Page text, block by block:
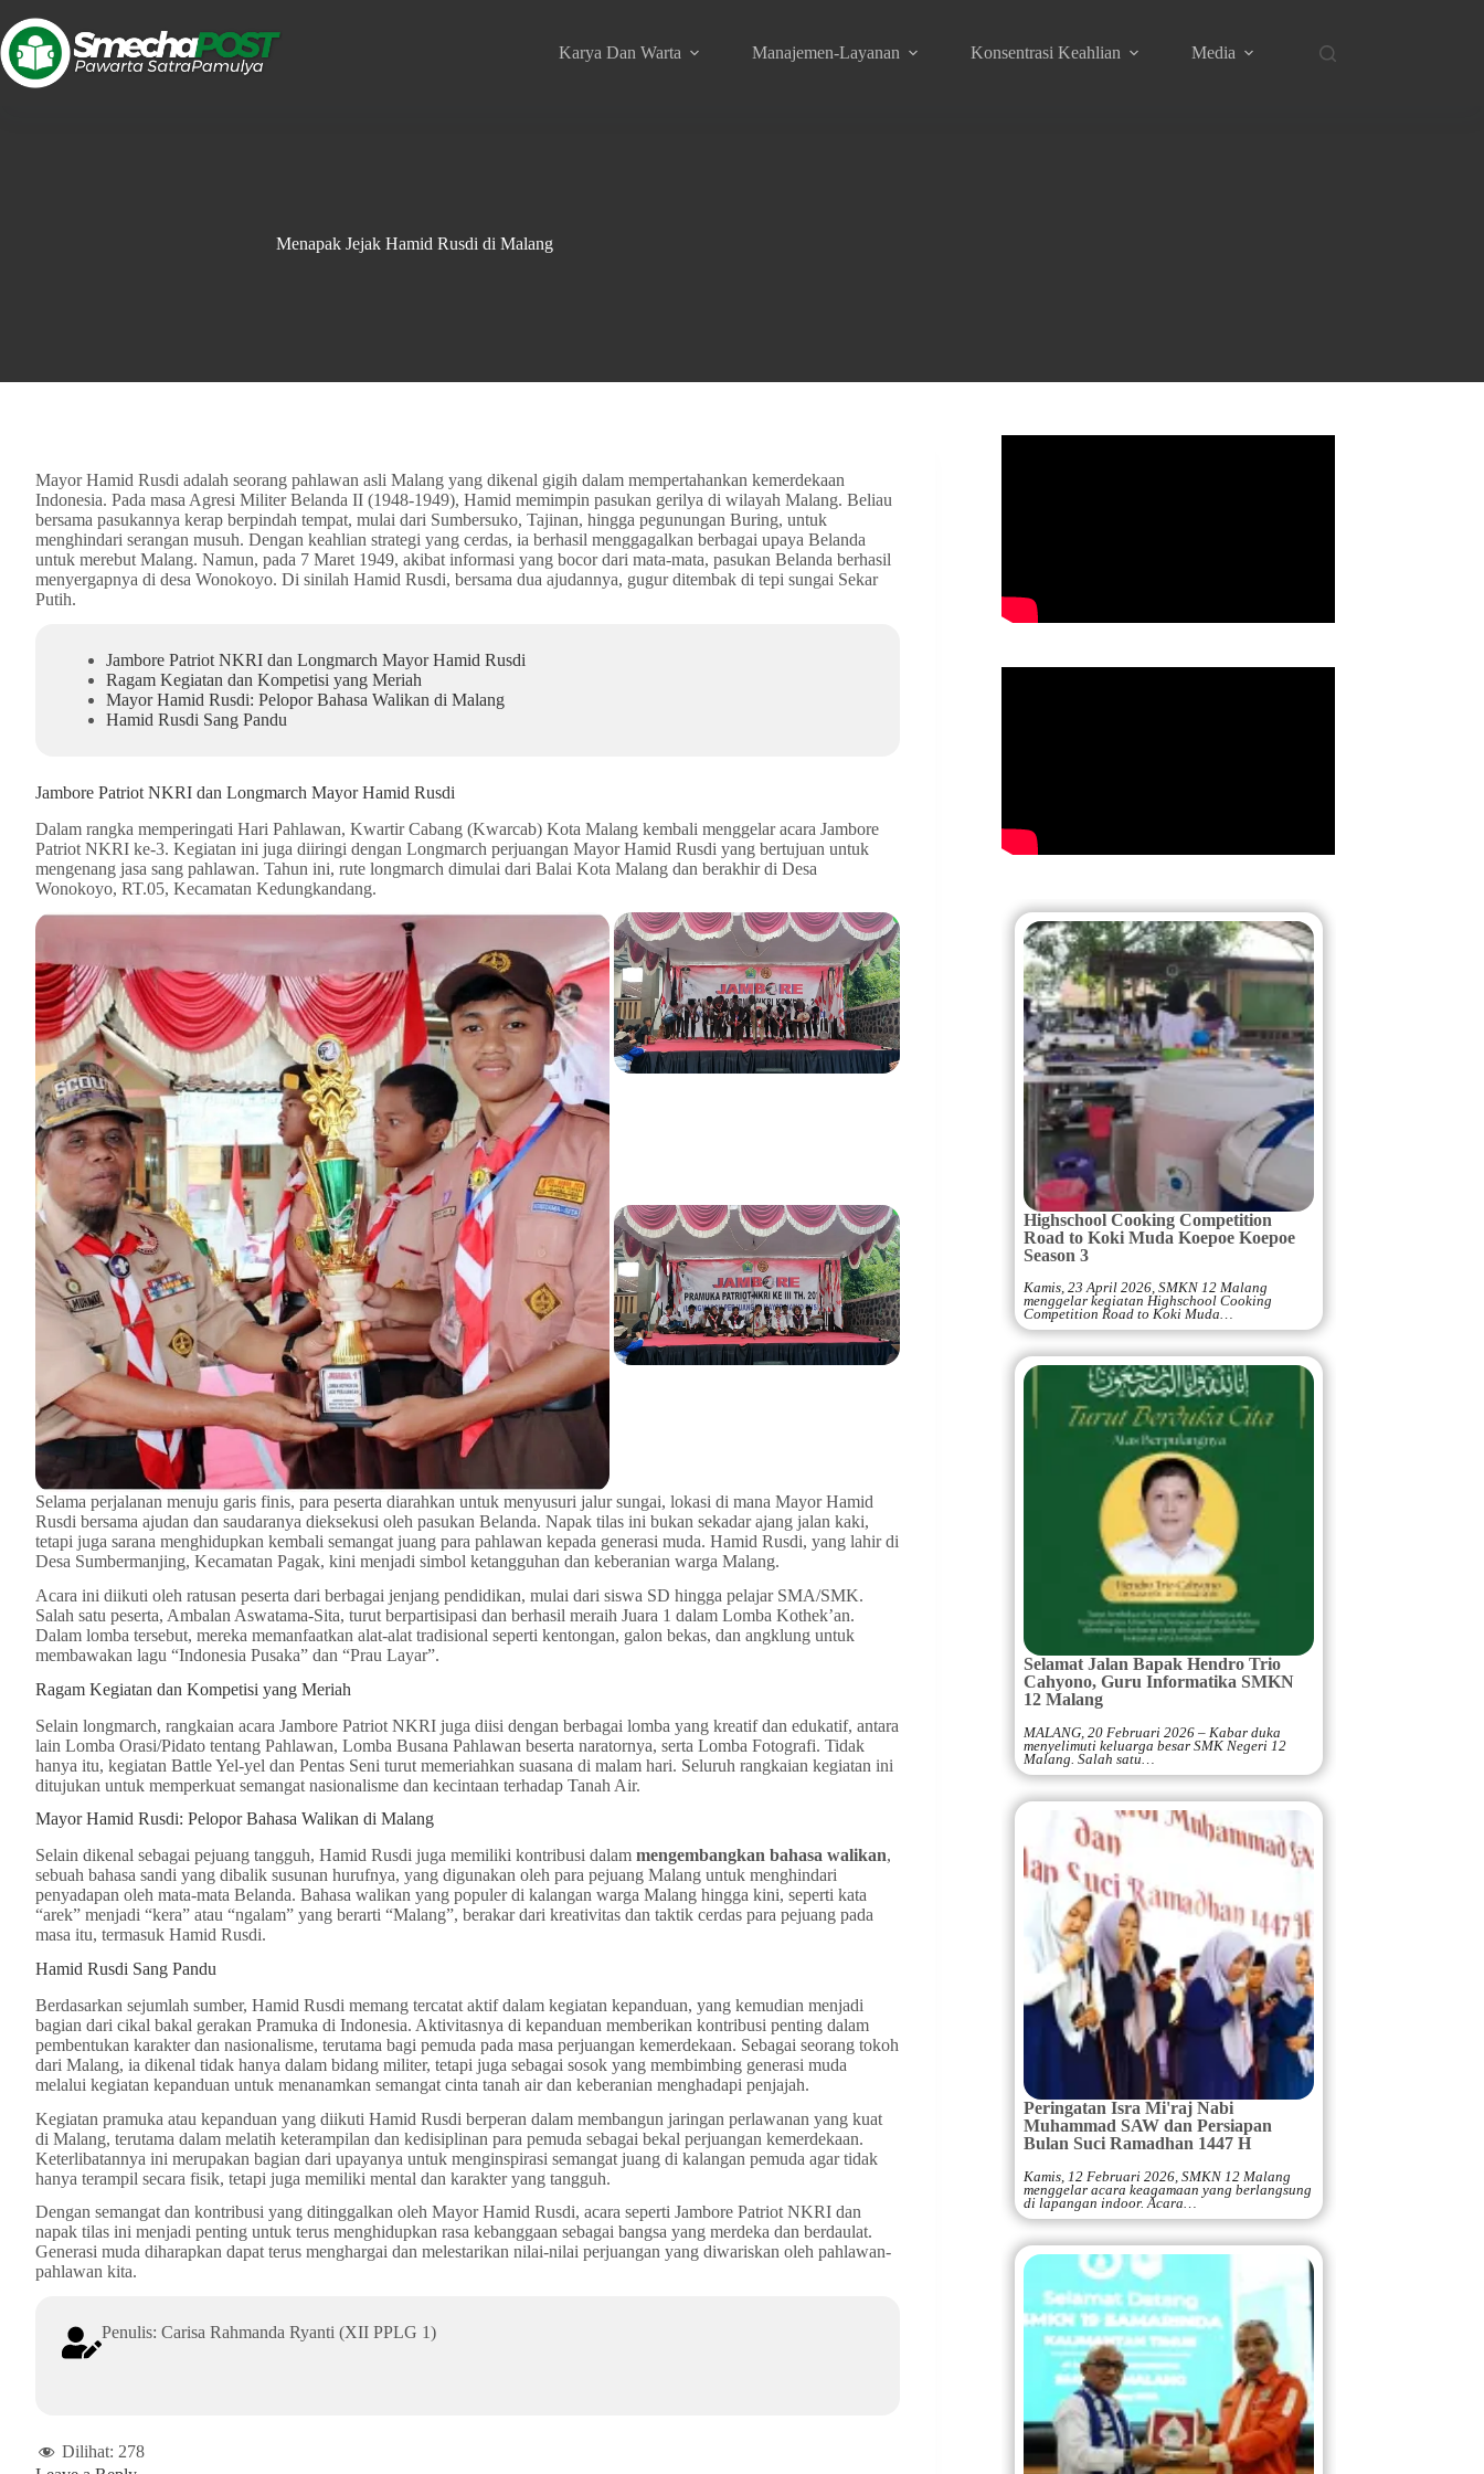
Karya Dan Warta Manajemen-Layanan Konsentrasi Keahlian Media
Menapak Jejak Hamid Rusdi di Malang
Mayor Hamid Rusdi adalah seorang pahlawan asli Malang yang dikenal gigih dalam mempertahankan kemerdekaan
Indonesia. Pada masa Agresi Militer Belanda II (1948-1949), Hamid memimpin pasukan gerilya di wilayah Malang. Beliau
bersama pasukannya kerap berpindah tempat, mulai dari Sumbersuko, Tajinan, hingga pegunungan Buring, untuk
menghindari serangan musuh. Dengan keahlian strategi yang cerdas, ia berhasil menggagalkan berbagai upaya Belanda
untuk merebut Malang. Namun, pada 7 Maret 1949, akibat informasi yang bocor dari mata-mata, pasukan Belanda berhasil
menyergapnya di desa Wonokoyo. Di sinilah Hamid Rusdi, bersama dua ajudannya, gugur ditembak di tepi sungai Sekar
Putih.
Jambore Patriot NKRI dan Longmarch Mayor Hamid Rusdi
Ragam Kegiatan dan Kompetisi yang Meriah
Mayor Hamid Rusdi: Pelopor Bahasa Walikan di Malang
Hamid Rusdi Sang Pandu
Jambore Patriot NKRI dan Longmarch Mayor Hamid Rusdi
Dalam rangka memperingati Hari Pahlawan, Kwartir Cabang (Kwarcab) Kota Malang kembali menggelar acara Jambore
Patriot NKRI ke-3. Kegiatan ini juga diiringi dengan Longmarch perjuangan Mayor Hamid Rusdi yang bertujuan untuk
mengenang jasa sang pahlawan. Tahun ini, rute longmarch dimulai dari Balai Kota Malang dan berakhir di Desa
Wonokoyo, RT.05, Kecamatan Kedungkandang.
Selama perjalanan menuju garis finis, para peserta diarahkan untuk menyusuri jalur sungai, lokasi di mana Mayor Hamid
Rusdi bersama ajudan dan saudaranya dieksekusi oleh pasukan Belanda. Napak tilas ini bukan sekadar ajang jalan kaki,
tetapi juga sarana menghidupkan kembali semangat juang para pahlawan kepada generasi muda. Hamid Rusdi, yang lahir di
Desa Sumbermanjing, Kecamatan Pagak, kini menjadi simbol ketangguhan dan keberanian warga Malang.
Acara ini diikuti oleh ratusan peserta dari berbagai jenjang pendidikan, mulai dari siswa SD hingga pelajar SMA/SMK.
Salah satu peserta, Ambalan Aswatama-Sita, turut berpartisipasi dan berhasil meraih Juara 1 dalam Lomba Kothek’an.
Dalam lomba tersebut, mereka memanfaatkan alat-alat tradisional seperti kentongan, galon bekas, dan angklung untuk
membawakan lagu “Indonesia Pusaka” dan “Prau Layar”.
Ragam Kegiatan dan Kompetisi yang Meriah
Selain longmarch, rangkaian acara Jambore Patriot NKRI juga diisi dengan berbagai lomba yang kreatif dan edukatif, antara
lain Lomba Orasi/Pidato tentang Pahlawan, Lomba Busana Pahlawan beserta naratornya, serta Lomba Fotografi. Tidak
hanya itu, kegiatan Battle Yel-yel dan Pentas Seni turut memeriahkan suasana di malam hari. Seluruh rangkaian kegiatan ini
ditujukan untuk memperkuat semangat nasionalisme dan kecintaan terhadap Tanah Air.
Mayor Hamid Rusdi: Pelopor Bahasa Walikan di Malang
Selain dikenal sebagai pejuang tangguh, Hamid Rusdi juga memiliki kontribusi dalam mengembangkan bahasa walikan,
sebuah bahasa sandi yang dibalik susunan hurufnya, yang digunakan oleh para pejuang Malang untuk menghindari
penyadapan oleh mata-mata Belanda. Bahasa walikan yang populer di kalangan warga Malang hingga kini, seperti kata
“arek” menjadi “kera” atau “ngalam” yang berarti “Malang”, berakar dari kreativitas dan taktik cerdas para pejuang pada
masa itu, termasuk Hamid Rusdi.
Hamid Rusdi Sang Pandu
Berdasarkan sejumlah sumber, Hamid Rusdi memang tercatat aktif dalam kegiatan kepanduan, yang kemudian menjadi
bagian dari cikal bakal gerakan Pramuka di Indonesia. Aktivitasnya di kepanduan memberikan kontribusi penting dalam
pembentukan karakter dan nasionalisme, terutama bagi pemuda pada masa perjuangan kemerdekaan. Sebagai seorang tokoh
dari Malang, ia dikenal tidak hanya dalam bidang militer, tetapi juga sebagai sosok yang membimbing generasi muda
melalui kegiatan kepanduan untuk menanamkan semangat cinta tanah air dan keberanian menghadapi penjajah.
Kegiatan pramuka atau kepanduan yang diikuti Hamid Rusdi berperan dalam membangun jaringan perlawanan yang kuat
di Malang, terutama dalam melatih keterampilan dan kedisiplinan para pemuda sebagai bekal perjuangan kemerdekaan.
Keterlibatannya ini merupakan bagian dari upayanya untuk menginspirasi semangat juang di kalangan pemuda agar tidak
hanya terampil secara fisik, tetapi juga memiliki mental dan karakter yang tangguh.
Dengan semangat dan kontribusi yang ditinggalkan oleh Mayor Hamid Rusdi, acara seperti Jambore Patriot NKRI dan
napak tilas ini menjadi penting untuk terus menghidupkan rasa kebanggaan sebagai bangsa yang merdeka dan berdaulat.
Generasi muda diharapkan dapat terus menghargai dan melestarikan nilai-nilai perjuangan yang diwariskan oleh pahlawan-
pahlawan kita.
Penulis: Carisa Rahmanda Ryanti (XII PPLG 1)
Dilihat: 278
Highschool Cooking Competition
Road to Koki Muda Koepoe Koepoe
Season 3
Kamis, 23 April 2026, SMKN 12 Malang
menggelar kegiatan Highschool Cooking
Competition Road to Koki Muda…
Selamat Jalan Bapak Hendro Trio
Cahyono, Guru Informatika SMKN
12 Malang
MALANG, 20 Februari 2026 – Kabar duka
menyelimuti keluarga besar SMK Negeri 12
Malang. Salah satu…
Peringatan Isra Mi'raj Nabi
Muhammad SAW dan Persiapan
Bulan Suci Ramadhan 1447 H
Kamis, 12 Februari 2026, SMKN 12 Malang
menggelar acara keagamaan yang berlangsung
di lapangan indoor. Acara…